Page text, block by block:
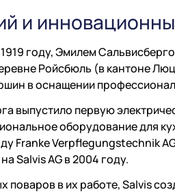
и
году, Эмилем
Ройсбюль (в кантоне
в оснащении
выпустило первую
оборудование для
Franke Verpflegungstechnik
Salvis AG в 2004 году.
в их работе, Salvis